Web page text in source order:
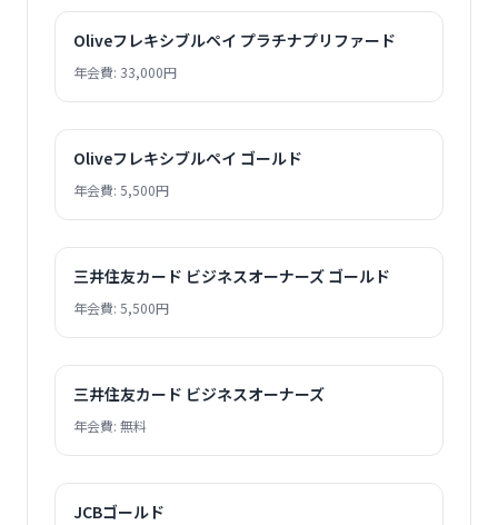
Oliveフレキシブルペイ プラチナプリファード
年会費: 33,000円
Oliveフレキシブルペイ ゴールド
年会費: 5,500円
三井住友カード ビジネスオーナーズ ゴールド
年会費: 5,500円
三井住友カード ビジネスオーナーズ
年会費: 無料
JCBゴールド